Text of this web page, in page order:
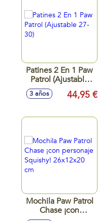
Patines 2 En 1 Paw
Patrol (Ajustable
27-30)
3 años 44,95 €
Mochila Paw Patrol
Chase ¡con